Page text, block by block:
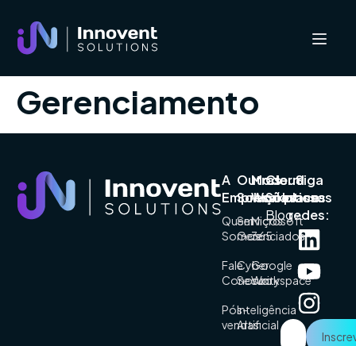
Gerenciamento
A
Empresa
Quem
Somos
Fale
Conosco
Pós-
vendas
Outras
Soluções
Serviços
Gerenciados
Cyber
Security
Inteligência
Artificial
Modern
Workplace
Microsoft
365
Google
Workspace
Cloud
Solutions
Blog
Siga
nossas
redes: